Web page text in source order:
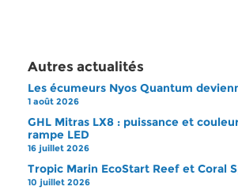
Autres actualités
Les écumeurs Nyos Quantum
1 août 2026
GHL Mitras LX8 : puissance et
rampe LED
16 juillet 2026
Tropic Marin EcoStart Reef et Coral
10 juillet 2026